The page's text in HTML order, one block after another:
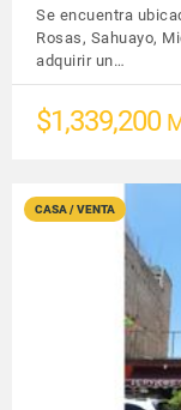
Se encuentra
Rosas, Sahuayo,
adquirir un…
$1,339,200
CASA / VENTA